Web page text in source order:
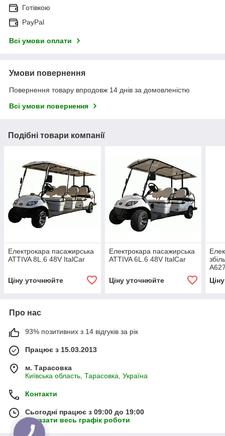
Готівкою
PayPal
Всі умови оплати
Умови повернення
Повернення товару впродовж 14 днів за домовленістю
Всі умови повернення
Подібні товари компанії
Електрокара пасажирська
ATTIVA 8L.6 48V ItalCar
Ціну уточнюйте
Електрокара пасажирська
ATTIVA 6L.6 48V ItalCar
Ціну уточнюйте
Про нас
93% позитивних з 14 відгуків за рік
Працює з 15.03.2013
м. Тарасовка
Київська область, Тарасовка, Україна
Контакти
Сьогодні працює з 09:00 до 19:00
Показати весь графік роботи